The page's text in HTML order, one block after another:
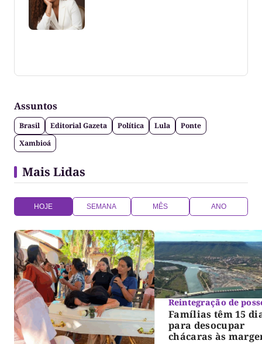
consultora de comunicação. CEO Editora-Chefe da
político e anti-fake!
Assuntos
Brasil Editorial Gazeta Política Lula
Ponte
Xambioá
Mais Lidas
HOJE SEMANA MÊS ANO
Reintegração de
Famílias têm 15
para desocupar
chácaras às